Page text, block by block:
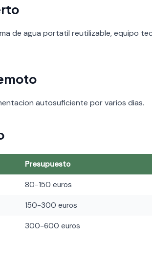
de agua portatil reutilizable, equipo
autosuficiente por varios dias.
Presupuesto
80-150 euros
150-300 euros
300-600 euros